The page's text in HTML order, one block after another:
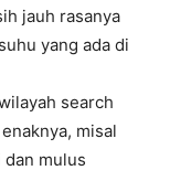
jauh rasanya
yang ada di
search
misal
mulus